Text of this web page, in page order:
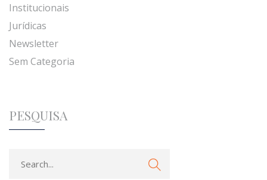
Institucionais
Jurídicas
Newsletter
Sem Categoria
PESQUISA